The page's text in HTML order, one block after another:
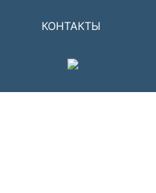
КОНТАКТЫ